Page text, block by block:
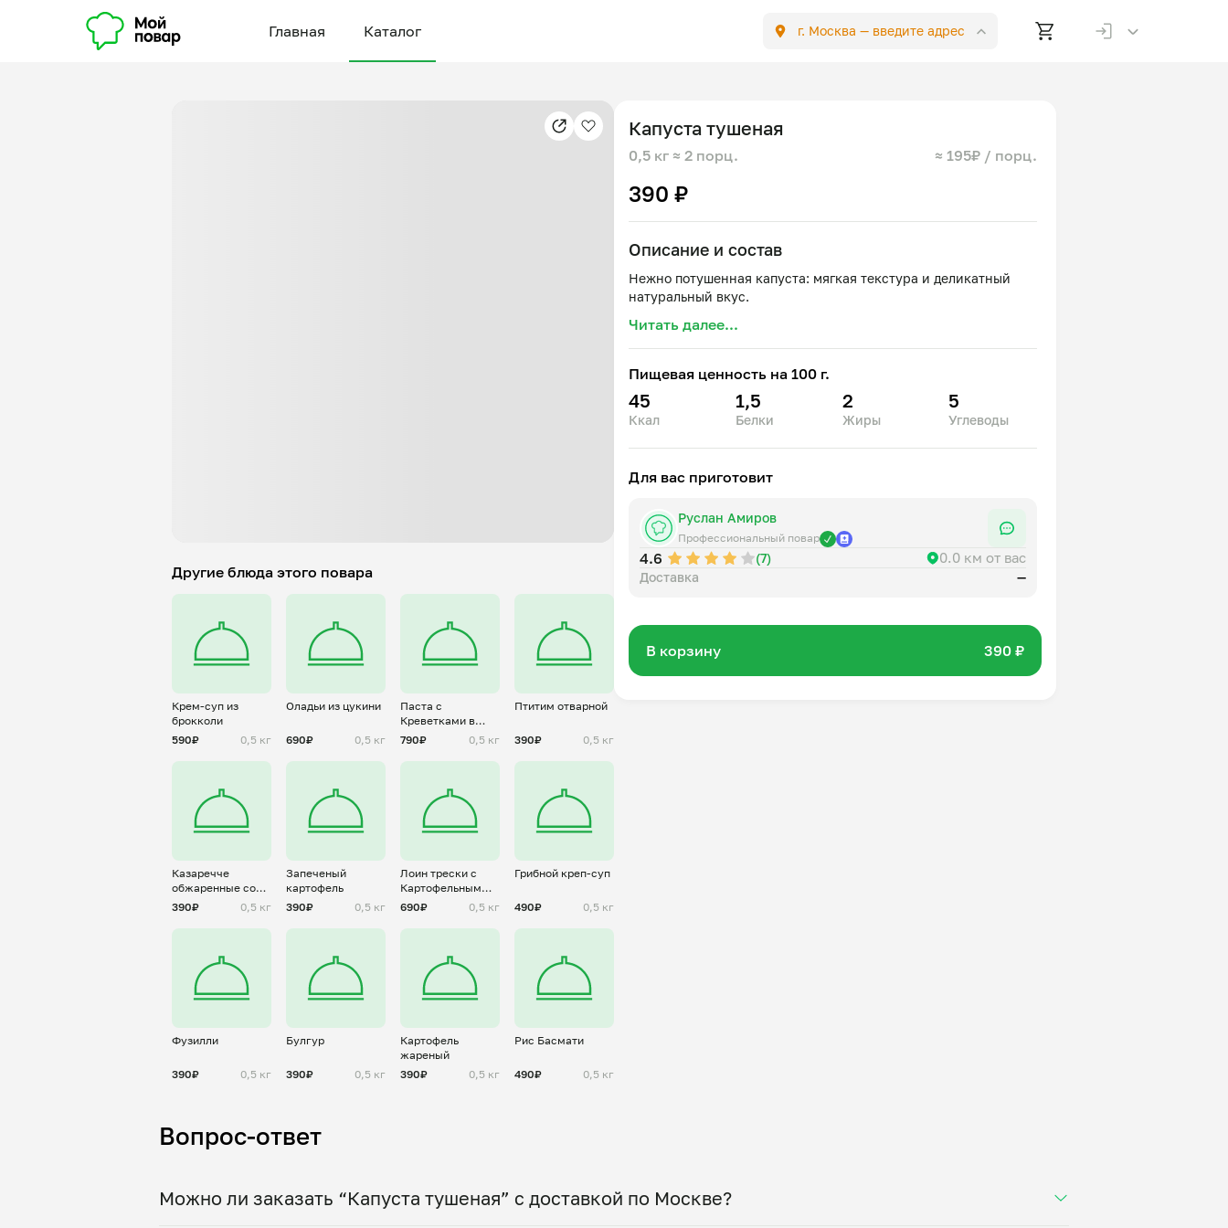
Главная Каталог г. Москва — введите адрес
Другие блюда этого повара
Крем-суп из
брокколи
590₽
0,5 кг
Оладьи из цукини
690₽ 0,5 кг
Паста с
Креветками в
соусе песто
790₽ 0,5 кг
Птитим отварной
390₽ 0,5 кг
Казаречче
обжаренные со
сливочным
390₽ 0,5 кг
Запеченый
картофель
390₽
0,5 кг
Лоин трески с
Картофельным
пюре
690₽ 0,5 кг
Грибной креп-суп
490₽ 0,5 кг
Фузилли
390₽ 0,5 кг
Булгур
390₽ 0,5 кг
Картофель
жареный
390₽
0,5 кг
Рис Басмати
490₽ 0,5 кг
Капуста тушеная
0,5 кг ≈ 2 порц. ≈ 195₽ / порц.
390 ₽
Описание и состав
Нежно потушенная капуста: мягкая текстура и деликатный
Читать далее...
Пищевая ценность на 100 г.
45
Ккал
1,5
Белки
2
Жиры
5
Углеводы
Для вас приготовит
Руслан Амиров
Профессиональный повар
4.6 (7) 0.0 км от вас
Доставка —
В корзину 390 ₽
Вопрос-ответ
Можно ли заказать “Капуста тушеная” с доставкой по Москве?